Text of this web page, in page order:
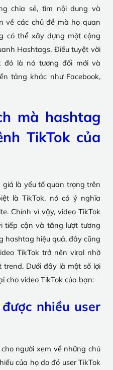
chia sẻ, tìm nội dung và
về các chủ đề mà họ quan
có thể xây dựng một cộng
Hashtags. Điều tuyệt vời
đó là nó tương đối mới và
tảng khác như Facebook,
mà hashtag
TikTok của
là yếu tố quan trọng trên
là TikTok, nó có ý nghĩa
Chính vì vậy, video TikTok
tiếp cận và tăng lượt tương
hashtag hiệu quả, đây cũng
TikTok trở nên viral nhờ
Dưới đây là một số lợi
cho video TikTok của bạn:
nhiều user
người xem về những chủ
của họ do đó user TikTok